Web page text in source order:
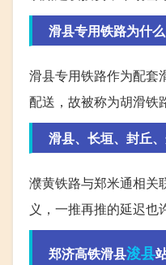
滑县专用铁路为什
滑县专用铁路作为配套
配送，故被称为胡滑铁
滑县、长垣、封丘
濮黄铁路与郑米通相关
义，一推再推的延迟也
郑济高铁滑县浚县